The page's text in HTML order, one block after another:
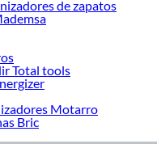
de zapatos
Total tools
Motarro
Bric